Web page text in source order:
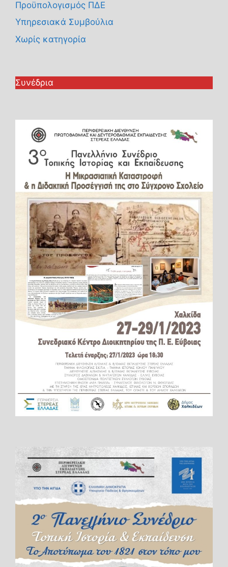
Προϋπολογισμός ΠΔΕ
Υπηρεσιακά Συμβούλια
Χωρίς κατηγορία
Συνέδρια